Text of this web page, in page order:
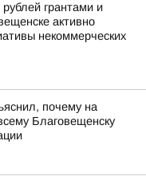
грантами и
активно
некоммерческих
почему на
Благовещенску